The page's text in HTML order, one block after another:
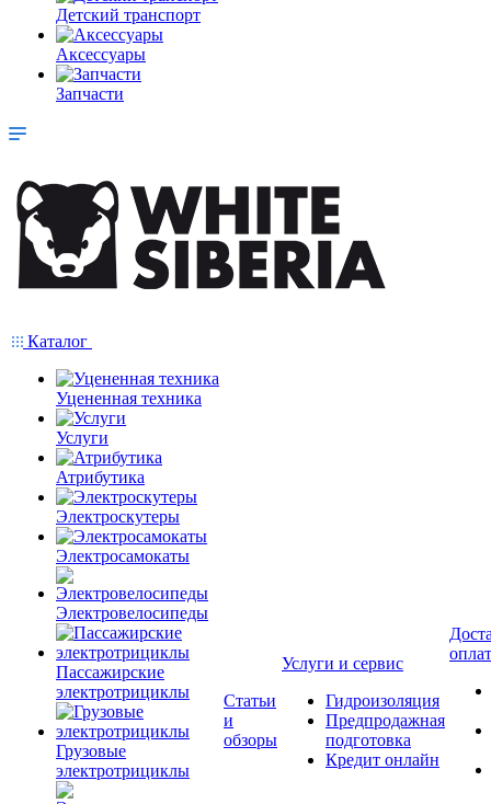
Детский транспорт
Аксессуары
Запчасти
Каталог
Уцененная техника
Услуги
Атрибутика
Электроскутеры
Электросамокаты
Электровелосипеды
Пассажирские
электротрициклы
Грузовые
электротрициклы
Статьи
и
обзоры
Услуги и сервис
Гидроизоляция
Предпродажная
подготовка
Кредит онлайн